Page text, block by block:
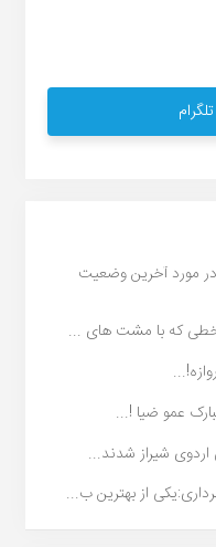
مورد آخرین وضعیت
خطی که با مشت های ...
عمو ضیا !...
شیراز شدند...
از بهترین ب...